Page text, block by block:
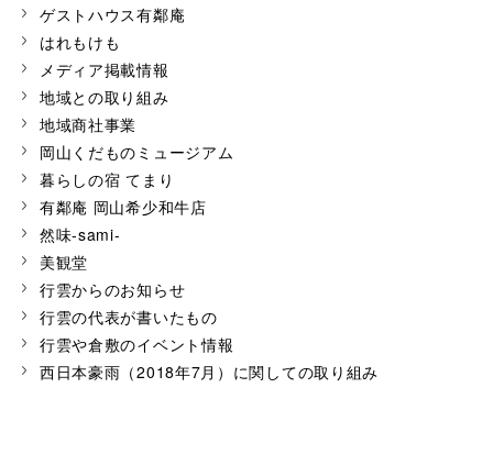
ゲストハウス有鄰庵
はれもけも
メディア掲載情報
地域との取り組み
地域商社事業
岡山くだものミュージアム
暮らしの宿 てまり
有鄰庵 岡山希少和牛店
然味-sami-
美観堂
行雲からのお知らせ
行雲の代表が書いたもの
行雲や倉敷のイベント情報
西日本豪雨（2018年7月）に関しての取り組み